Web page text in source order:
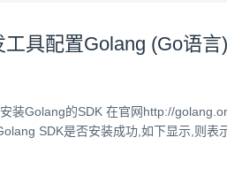
具配置Golang (Go语言)
Golang的SDK 在官网http://
SDK是否安装成功,如下显示,则